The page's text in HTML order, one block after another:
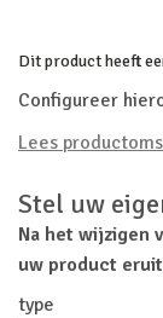
Dit product heeft
Configureer
Lees
Stel uw
Na het wijzigen
uw product
type